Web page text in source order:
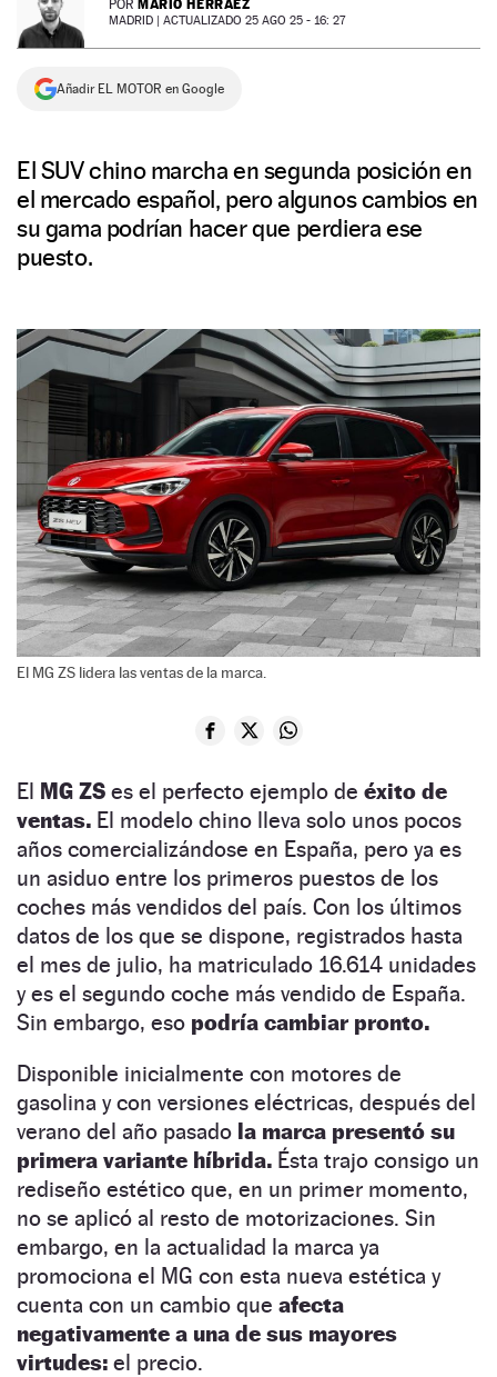
NEWSLETTER
SÍGUENOS
POR MARIO HERRÁEZ
MADRID | ACTUALIZADO 25 AGO 25 - 16: 27
Añadir EL MOTOR en Google
El SUV chino marcha en segunda posición en
el mercado español, pero algunos cambios en
su gama podrían hacer que perdiera ese
puesto.
El MG ZS lidera las ventas de la marca.
El MG ZS es el perfecto ejemplo de éxito de
ventas. El modelo chino lleva solo unos pocos
años comercializándose en España, pero ya es
un asiduo entre los primeros puestos de los
coches más vendidos del país. Con los últimos
datos de los que se dispone, registrados hasta
el mes de julio, ha matriculado 16.614 unidades
y es el segundo coche más vendido de España.
Sin embargo, eso podría cambiar pronto.
Disponible inicialmente con motores de
gasolina y con versiones eléctricas, después del
verano del año pasado la marca presentó su
primera variante híbrida. Ésta trajo consigo un
rediseño estético que, en un primer momento,
no se aplicó al resto de motorizaciones. Sin
embargo, en la actualidad la marca ya
promociona el MG con esta nueva estética y
cuenta con un cambio que afecta
negativamente a una de sus mayores
virtudes: el precio.